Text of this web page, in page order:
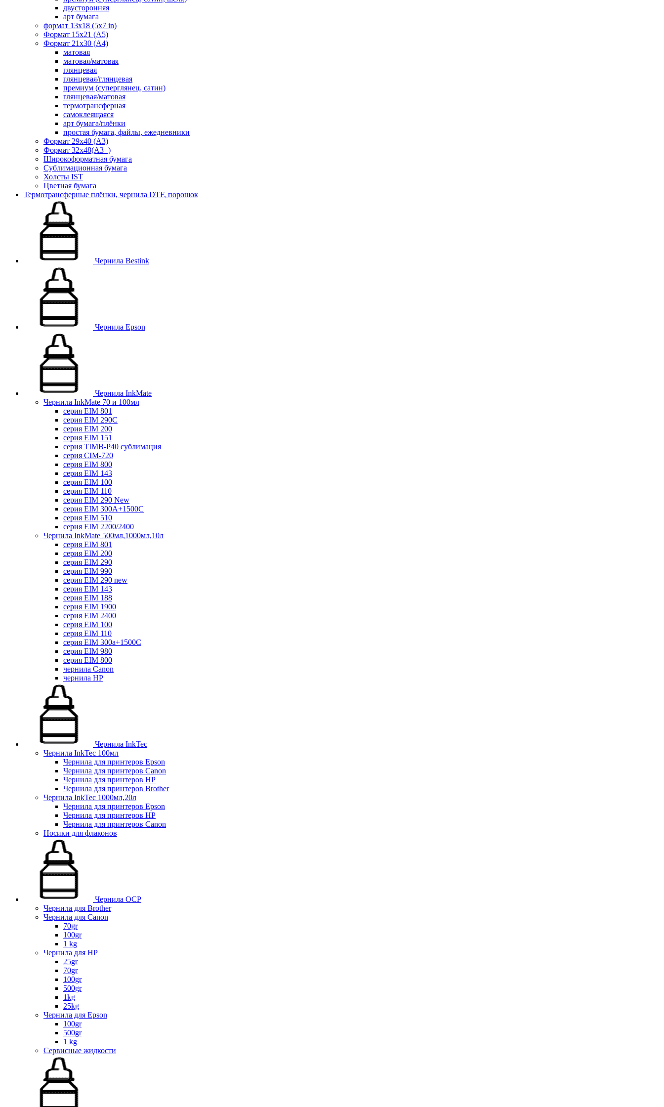
двусторонняя
арт бумага
формат 13x18 (5x7 in)
Формат 15х21 (A5)
Формат 21х30 (А4)
матовая
матовая/матовая
глянцевая
глянцевая/глянцевая
премиум (суперглянец, сатин)
глянцевая/матовая
термотрансферная
самоклеящаяся
арт бумага/плёнки
простая бумага, файлы, ежедневники
Формат 29х40 (А3)
Формат 32х48(А3+)
Широкоформатная бумага
Сублимационная бумага
Холсты IST
Цветная бумага
Термотрансферные плёнки, чернила DTF, порошок
Чернила Bestink
Чернила Epson
Чернила InkMate
Чернила InkMate 70 и 100мл
серия EIM 801
серия EIM 290C
серия EIM 200
серия EIM 151
серия TIMB-P40 сублимация
серия CIM-720
серия EIM 800
серия EIM 143
серия EIM 100
серия EIM 110
серия EIM 290 New
серия EIM 300А+1500С
серия EIM 510
серия EIM 2200/2400
Чернила InkMate 500мл,1000мл,10л
серия EIM 801
серия EIM 200
серия EIM 290
серия EIM 990
серия EIM 290 new
серия EIM 143
серия EIM 188
серия EIM 1900
серия EIM 2400
серия EIM 100
серия EIM 110
серия EIM 300a+1500C
серия EIM 980
серия EIM 800
чернила Canon
чернила HP
Чернила InkTec
Чернила InkTec 100мл
Чернила для принтеров Epson
Чернила для принтеров Canon
Чернила для принтеров HP
Чернила для принтеров Brother
Чернила InkTec 1000мл,20л
Чернила для принтеров Epson
Чернила для принтеров HP
Чернила для принтеров Canon
Носики для флаконов
Чернила OCP
Чернила для Brother
Чернила для Canon
70gr
100gr
1 kg
Чернила для HP
25gr
70gr
100gr
500gr
1kg
25kg
Чернила для Epson
100gr
500gr
1 kg
Сервисные жидкости